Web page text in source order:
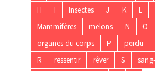
H
I Insectes J K L
Mammifères
melons N O
organes du corps
P perdu
R
ressentir rêver S